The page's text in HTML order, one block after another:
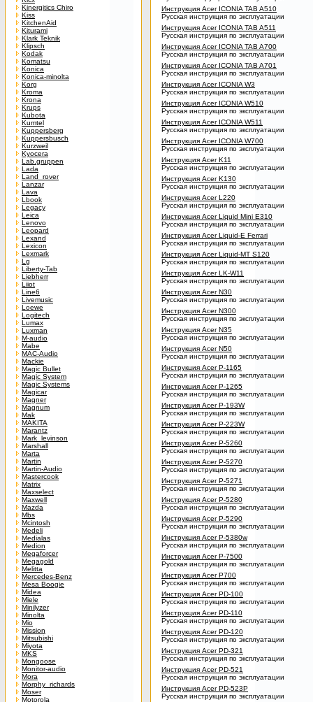
Kinergitics Chiro
Kiss
KitchenAid
Kiturami
Klark Teknik
Klipsch
Kodak
Komatsu
Konica
Konica-minolta
Korg
Kroma
Krona
Krups
Kubota
Kumtel
Kuppersberg
Kuppersbusch
Kurzweil
Kyocera
Lab.gruppen
Lada
Land_rover
Lanzar
Lava
Lbook
Legacy
Leica
Lenovo
Leopard
Lexand
Lexicon
Lexmark
Lg
Liberty-Tab
Liebherr
Liiot
Line6
Livemusic
Loewe
Logitech
Lumax
Luxman
M-audio
Mabe
MAC-Audio
Mackie
Magic Bullet
Magic System
Magic Systems
Magicar
Magner
Magnum
Mak
MAKITA
Marantz
Mark_levinson
Marshall
Marta
Martin
Martin-Audio
Mastercook
Matrix
Maxselect
Maxwell
Mazda
Mbs
Mcintosh
Medeli
Medialas
Medion
Megaforcer
Megagold
Melitta
Mercedes-Benz
Mesa Boogie
Midea
Miele
Minilyzer
Minolta
Mio
Mission
Mitsubishi
Miyota
MKS
Mongoose
Monitor-audio
Mora
Morphy_richards
Moser
Motorola
Инструкция Acer ICONIA TAB A510
Русская инструкция по эксплуатации
Инструкция Acer ICONIA TAB A511
Русская инструкция по эксплуатации
Инструкция Acer ICONIA TAB A700
Русская инструкция по эксплуатации
Инструкция Acer ICONIA TAB A701
Русская инструкция по эксплуатации
Инструкция Acer ICONIA W3
Русская инструкция по эксплуатации
Инструкция Acer ICONIA W510
Русская инструкция по эксплуатации
Инструкция Acer ICONIA W511
Русская инструкция по эксплуатации
Инструкция Acer ICONIA W700
Русская инструкция по эксплуатации
Инструкция Acer K11
Русская инструкция по эксплуатации
Инструкция Acer K130
Русская инструкция по эксплуатации
Инструкция Acer L220
Русская инструкция по эксплуатации
Инструкция Acer Liquid Mini E310
Русская инструкция по эксплуатации
Инструкция Acer Liquid-E Ferrari
Русская инструкция по эксплуатации
Инструкция Acer Liquid-MT S120
Русская инструкция по эксплуатации
Инструкция Acer LK-W11
Русская инструкция по эксплуатации
Инструкция Acer N30
Русская инструкция по эксплуатации
Инструкция Acer N300
Русская инструкция по эксплуатации
Инструкция Acer N35
Русская инструкция по эксплуатации
Инструкция Acer N50
Русская инструкция по эксплуатации
Инструкция Acer P-1165
Русская инструкция по эксплуатации
Инструкция Acer P-1265
Русская инструкция по эксплуатации
Инструкция Acer P-193W
Русская инструкция по эксплуатации
Инструкция Acer P-223W
Русская инструкция по эксплуатации
Инструкция Acer P-5260
Русская инструкция по эксплуатации
Инструкция Acer P-5270
Русская инструкция по эксплуатации
Инструкция Acer P-5271
Русская инструкция по эксплуатации
Инструкция Acer P-5280
Русская инструкция по эксплуатации
Инструкция Acer P-5290
Русская инструкция по эксплуатации
Инструкция Acer P-5380w
Русская инструкция по эксплуатации
Инструкция Acer P-7500
Русская инструкция по эксплуатации
Инструкция Acer P700
Русская инструкция по эксплуатации
Инструкция Acer PD-100
Русская инструкция по эксплуатации
Инструкция Acer PD-110
Русская инструкция по эксплуатации
Инструкция Acer PD-120
Русская инструкция по эксплуатации
Инструкция Acer PD-321
Русская инструкция по эксплуатации
Инструкция Acer PD-521
Русская инструкция по эксплуатации
Инструкция Acer PD-523P
Русская инструкция по эксплуатации